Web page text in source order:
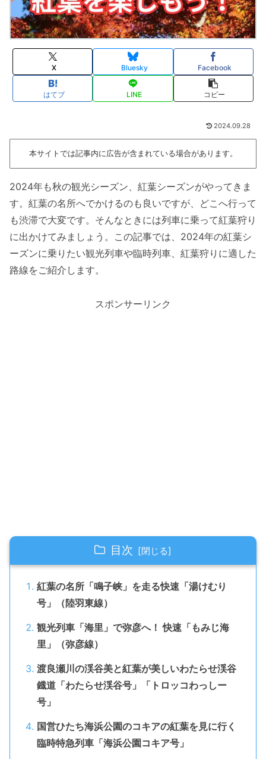
X Bluesky Facebook
はてブ LINE コピー
2024.09.28
本サイトでは記事内に広告が含まれている場合があります。
2024年も秋の観光シーズン、紅葉シーズンがやってきま
す。紅葉の名所へでかけるのも良いですが、どこへ行って
も渋滞で大変です。そんなときには列車に乗って紅葉狩り
に出かけてみましょう。この記事では、2024年の紅葉シ
ーズンに乗りたい観光列車や臨時列車、紅葉狩りに適した
路線をご紹介します。
スポンサーリンク
目次
紅葉の名所「鳴子峡」を走る快速「湯けむり
号」（陸羽東線）
観光列車「海里」で弥彦へ！ 快速「もみじ海
里」（弥彦線）
渡良瀬川の渓谷美と紅葉が美しいわたらせ渓谷
鐡道「わたらせ渓谷号」「トロッコわっしー
号」
国営ひたち海浜公園のコキアの紅葉を見に行く
臨時特急列車「海浜公園コキア号」